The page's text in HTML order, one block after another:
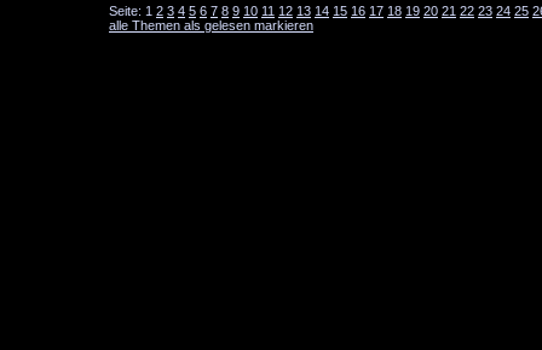
Seite: 1 2 3 4 5 6 7 8 9 10 11 12 13 14 15 16 17 18 19 20 21 22 23 24 25
alle Themen als gelesen markieren